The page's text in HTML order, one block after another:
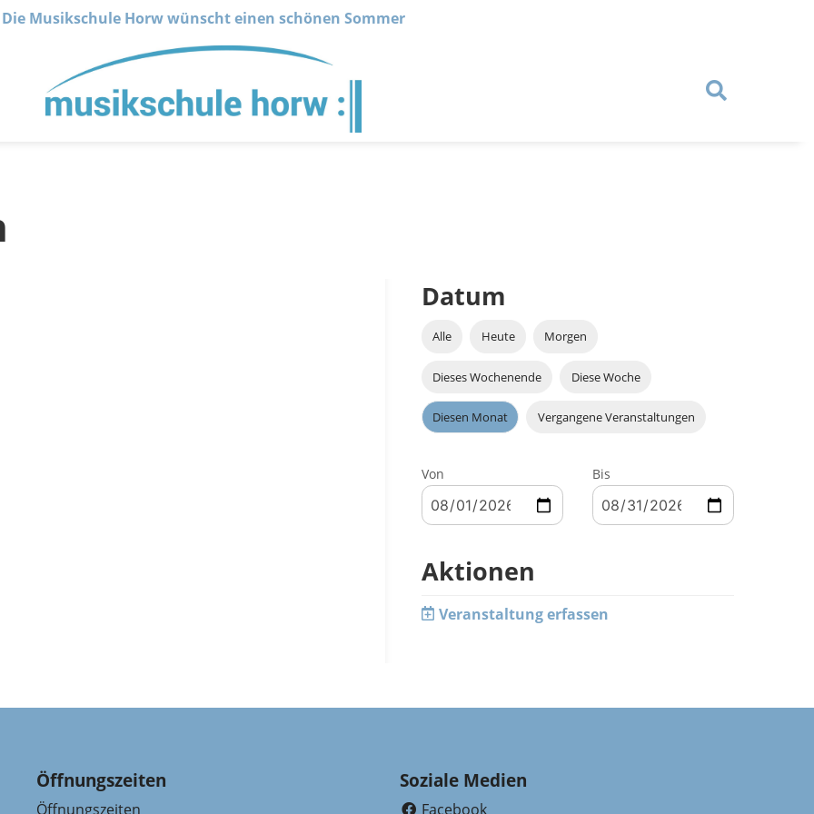
Die Musikschule Horw wünscht einen schönen Sommer
Datum
Alle Heute Morgen
Dieses Wochenende Diese Woche
Diesen Monat Vergangene Veranstaltungen
Von Bis
Aktionen
Veranstaltung erfassen
Öffnungszeiten
Öffnungszeiten
Soziale Medien
Facebook